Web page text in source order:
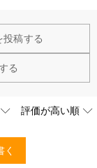
お買い求めください
をご理解いただいた上
写真と商品が若干異
投稿する
る
ン、文字内容、ご
。
すか？
に可能な限り最高